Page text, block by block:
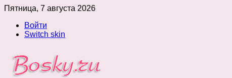
Пятница, 7 августа 2026
Войти
Switch skin